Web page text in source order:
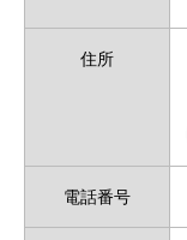
住所
電話番号